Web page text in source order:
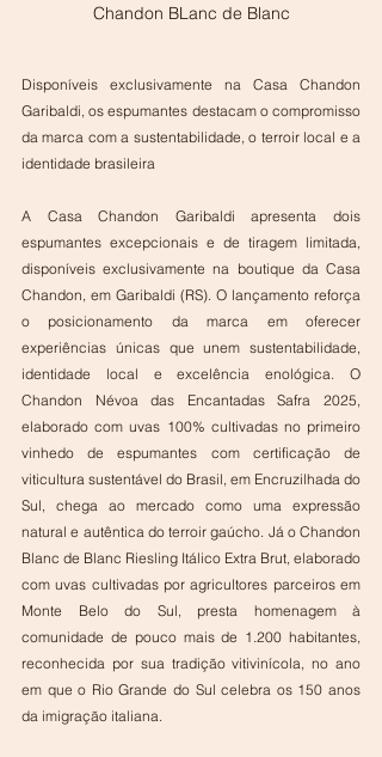
Chandon BLanc de Blanc
Disponíveis exclusivamente na Casa Chandon
Garibaldi, os espumantes destacam o compromisso
da marca com a sustentabilidade, o terroir local e a
identidade brasileira
A Casa Chandon Garibaldi apresenta dois
espumantes excepcionais e de tiragem limitada,
disponíveis exclusivamente na boutique da Casa
Chandon, em Garibaldi (RS). O lançamento reforça
o posicionamento da marca em oferecer
experiências únicas que unem sustentabilidade,
identidade local e excelência enológica. O
Chandon Névoa das Encantadas Safra 2025,
elaborado com uvas 100% cultivadas no primeiro
vinhedo de espumantes com certificação de
viticultura sustentável do Brasil, em Encruzilhada do
Sul, chega ao mercado como uma expressão
natural e autêntica do terroir gaúcho. Já o Chandon
Blanc de Blanc Riesling Itálico Extra Brut, elaborado
com uvas cultivadas por agricultores parceiros em
Monte Belo do Sul, presta homenagem à
comunidade de pouco mais de 1.200 habitantes,
reconhecida por sua tradição vitivinícola, no ano
em que o Rio Grande do Sul celebra os 150 anos
da imigração italiana.